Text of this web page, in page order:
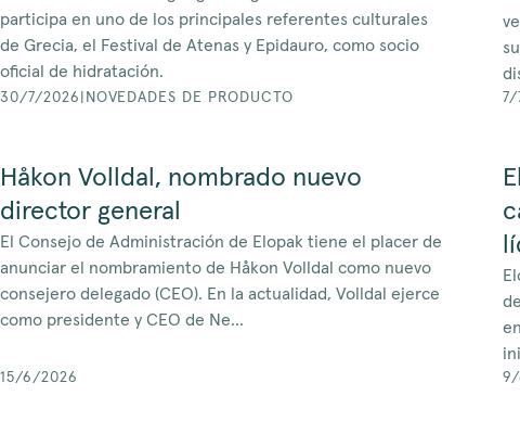
participa en uno de los principales referentes culturales
de Grecia, el Festival de Atenas y Epidauro, como socio
oficial de hidratación.
30/7/2026 NOVEDADES DE PRODUCTO 7/
Håkon Volldal, nombrado nuevo
director general
El Consejo de Administración de Elopak tiene el placer de
anunciar el nombramiento de Håkon Volldal como nuevo
consejero delegado (CEO). En la actualidad, Volldal ejerce
como presidente y CEO de Ne...
15/6/2026 9/